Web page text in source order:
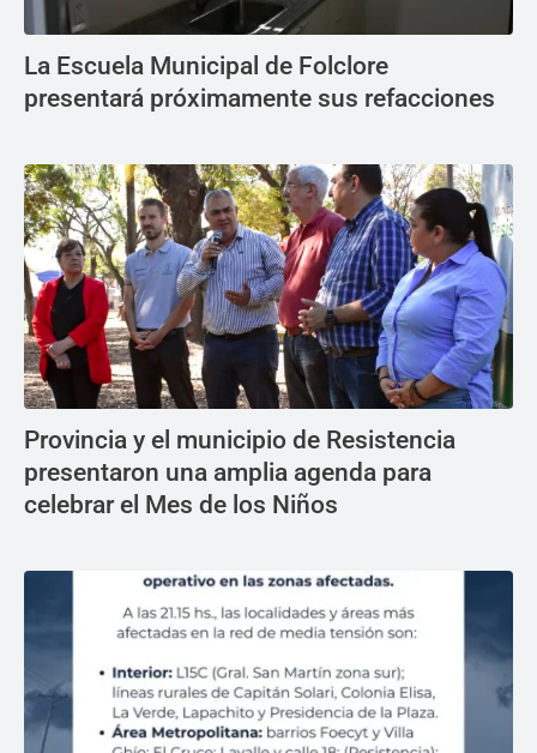
La Escuela Municipal de Folclore
presentará próximamente sus refacciones
Provincia y el municipio de Resistencia
presentaron una amplia agenda para
celebrar el Mes de los Niños